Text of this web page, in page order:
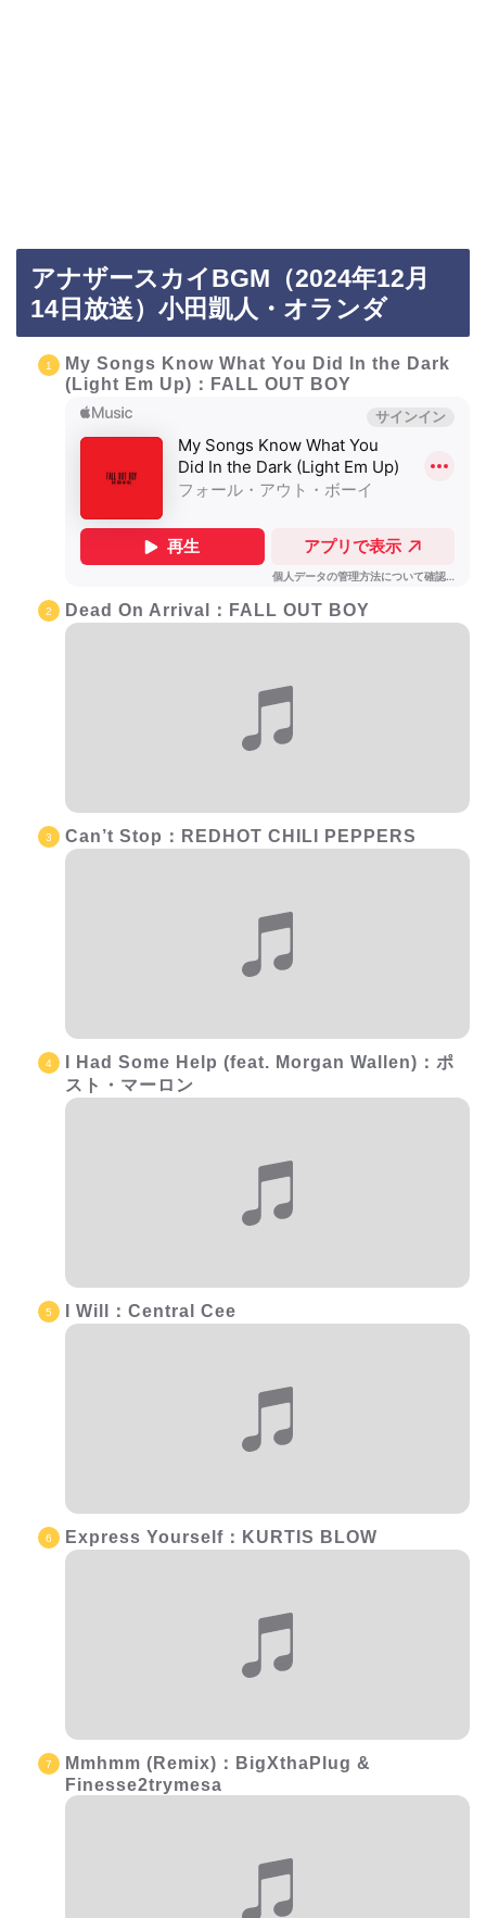
アナザースカイBGM（2024年12月
14日放送）小田凱人・オランダ
My Songs Know What You Did In the Dark
(Light Em Up)：FALL OUT BOY
Dead On Arrival：FALL OUT BOY
Can’t Stop：REDHOT CHILI PEPPERS
I Had Some Help (feat. Morgan Wallen)：ポ
スト・マーロン
I Will：Central Cee
Express Yourself：KURTIS BLOW
Mmhmm (Remix)：BigXthaPlug &
Finesse2trymesa